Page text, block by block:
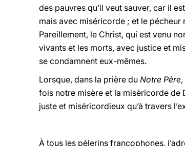
des pauvres qu’il veut sauver, car il
mais avec miséricorde ; et le pécheur
Pareillement, le Christ, qui est venu
vivants et les morts, avec justice et
se condamnent eux-mêmes.
Lorsque, dans la prière du Notre Père
fois notre misère et la miséricorde de
juste et miséricordieux qu’à travers
À tous les pèlerins francophones,